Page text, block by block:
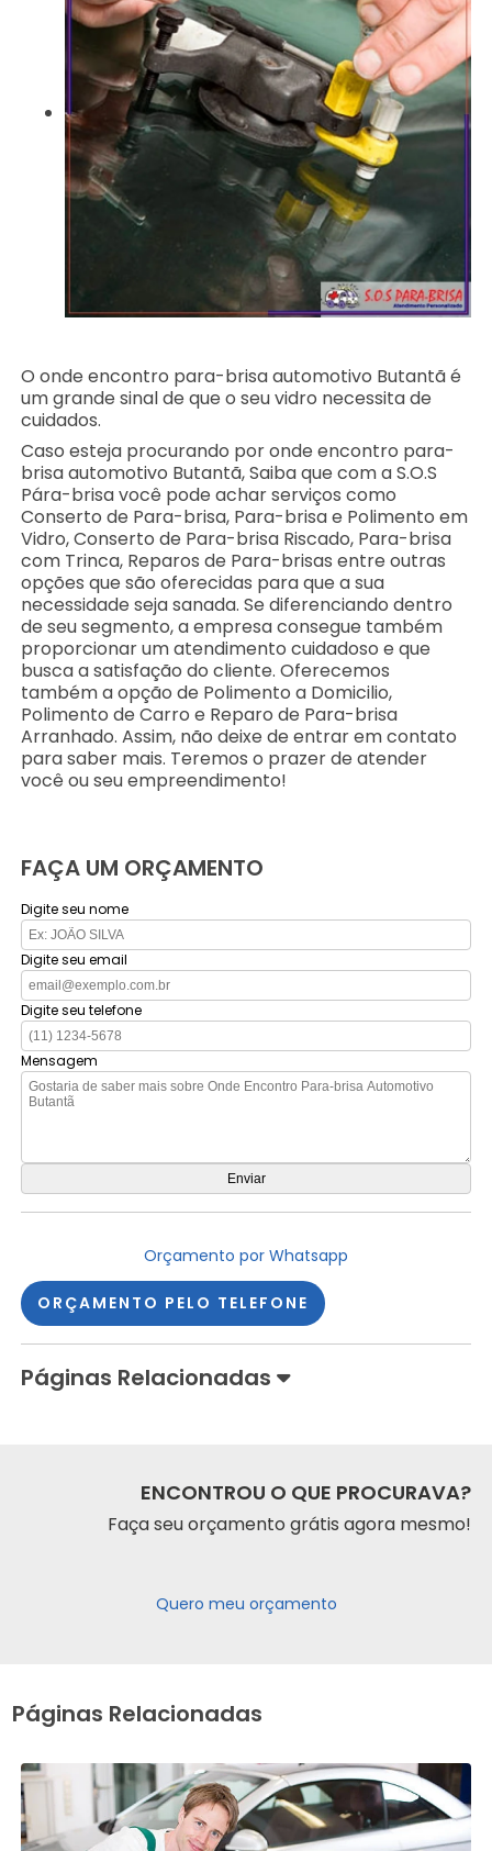
O onde encontro para-brisa automotivo Butantã é
um grande sinal de que o seu vidro necessita de
cuidados.
Caso esteja procurando por onde encontro para-
brisa automotivo Butantã, Saiba que com a S.O.S
Pára-brisa você pode achar serviços como
Conserto de Para-brisa, Para-brisa e Polimento em
Vidro, Conserto de Para-brisa Riscado, Para-brisa
com Trinca, Reparos de Para-brisas entre outras
opções que são oferecidas para que a sua
necessidade seja sanada. Se diferenciando dentro
de seu segmento, a empresa consegue também
proporcionar um atendimento cuidadoso e que
busca a satisfação do cliente. Oferecemos
também a opção de Polimento a Domicilio,
Polimento de Carro e Reparo de Para-brisa
Arranhado. Assim, não deixe de entrar em contato
para saber mais. Teremos o prazer de atender
você ou seu empreendimento!
FAÇA UM ORÇAMENTO
Digite seu nome
Digite seu email
Digite seu telefone
Mensagem
Orçamento por Whatsapp
ORÇAMENTO PELO TELEFONE
Páginas Relacionadas
ENCONTROU O QUE PROCURAVA?
Faça seu orçamento grátis agora mesmo!
Quero meu orçamento
Páginas Relacionadas